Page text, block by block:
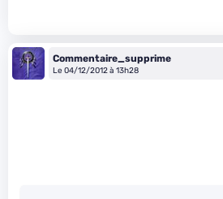
Commentaire_supprime
Le 04/12/2012 à 13h28